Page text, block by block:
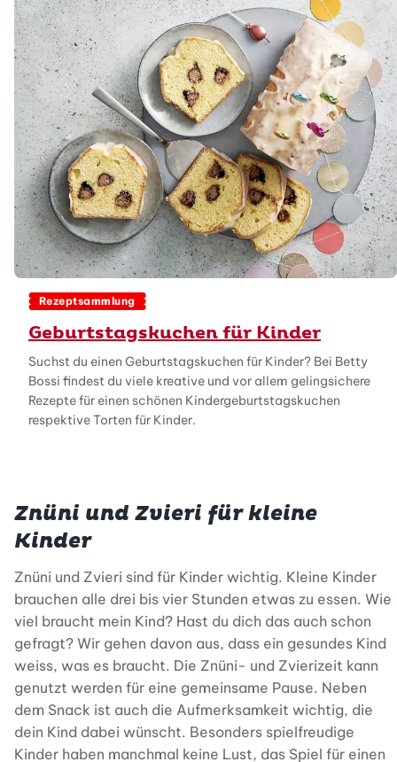
Rezeptsammlung
Geburtstagskuchen für Kinder
Suchst du einen Geburtstagskuchen für Kinder? Bei Betty
Bossi findest du viele kreative und vor allem gelingsichere
Rezepte für einen schönen Kindergeburtstagskuchen
respektive Torten für Kinder.
Znüni und Zvieri für kleine
Kinder
Znüni und Zvieri sind für Kinder wichtig. Kleine Kinder
brauchen alle drei bis vier Stunden etwas zu essen. Wie
viel braucht mein Kind? Hast du dich das auch schon
gefragt? Wir gehen davon aus, dass ein gesundes Kind
weiss, was es braucht. Die Znüni- und Zvierizeit kann
genutzt werden für eine gemeinsame Pause. Neben
dem Snack ist auch die Aufmerksamkeit wichtig, die
dein Kind dabei wünscht. Besonders spielfreudige
Kinder haben manchmal keine Lust, das Spiel für einen